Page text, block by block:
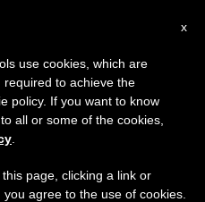
‘Felipe
×
haremos la pausa
el periodo de verano
y también el
x
use cookies, which are
required to achieve the
policy. If you want to know
all or some of the cookies,
page, clicking a link or
agree to the use of cookies.